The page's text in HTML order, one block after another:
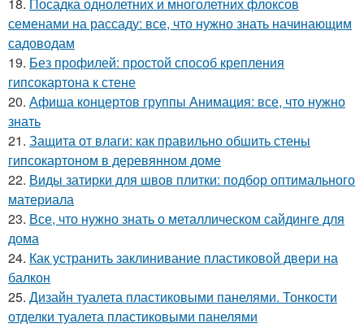
18. Посадка однолетних и многолетних флоксов
семенами на рассаду: все, что нужно знать начинающим
садоводам
19. Без профилей: простой способ крепления
гипсокартона к стене
20. Афиша концертов группы Анимация: все, что нужно
знать
21. Защита от влаги: как правильно обшить стены
гипсокартоном в деревянном доме
22. Виды затирки для швов плитки: подбор оптимального
материала
23. Все, что нужно знать о металлическом сайдинге для
дома
24. Как устранить заклинивание пластиковой двери на
балкон
25. Дизайн туалета пластиковыми панелями. Тонкости
отделки туалета пластиковыми панелями